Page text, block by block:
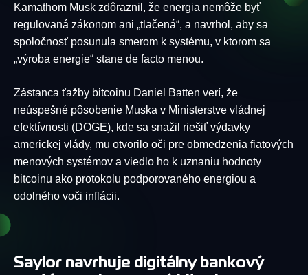
Kamathom Musk zdôraznil, že energia nemôže byť
regulovaná zákonom ani „tlačená“, a navrhol, aby sa
spoločnosť posunula smerom k systému, v ktorom sa
„výroba energie“ stane de facto menou.
Zástanca ťažby bitcoinu Daniel Batten verí, že
neúspešné pôsobenie Muska v Ministerstve vládnej
efektívnosti (DOGE), kde sa snažil riešiť výdavky
americkej vlády, mu otvorilo oči pre obmedzenia fiatových
menových systémov a viedlo ho k uznaniu hodnoty
bitcoinu ako protokolu podporovaného energiou a
odolného voči inflácii.
Saylor navrhuje digitálny bankový